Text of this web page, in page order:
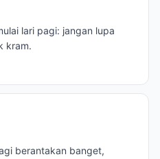
lari pagi: jangan lupa
kram.
berantakan banget,